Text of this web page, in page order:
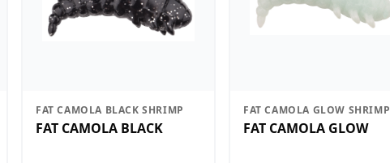
FAT CAMOLA BLACK SHRIMP
FAT CAMOLA BLACK
FAT CAMOLA GLOW SHRIMP
FAT CAMOLA GLOW